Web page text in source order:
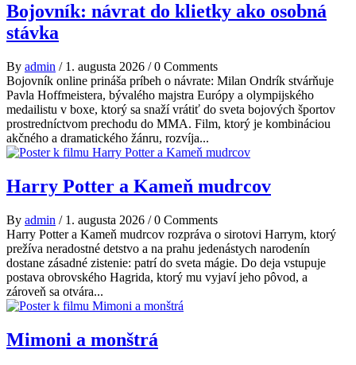
Bojovník: návrat do klietky ako osobná
stávka
By admin / 1. augusta 2026 /0 Comments
Bojovník online prináša príbeh o návrate: Milan Ondrík stvárňuje
Pavla Hoffmeistera, bývalého majstra Európy a olympijského
medailistu v boxe, ktorý sa snaží vrátiť do sveta bojových športov
prostredníctvom prechodu do MMA. Film, ktorý je kombináciou
akčného a dramatického žánru, rozvíja...
Harry Potter a Kameň mudrcov
By admin / 1. augusta 2026 /0 Comments
Harry Potter a Kameň mudrcov rozpráva o sirotovi Harrym, ktorý
prežíva neradostné detstvo a na prahu jedenástych narodenín
dostane zásadné zistenie: patrí do sveta mágie. Do deja vstupuje
postava obrovského Hagrida, ktorý mu vyjaví jeho pôvod, a
zároveň sa otvára...
Mimoni a monštrá